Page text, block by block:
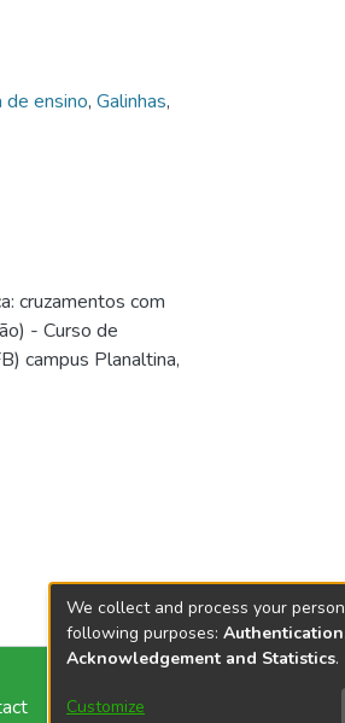
de ensino, Galinhas,
cruzamentos com
- Curso de
campus Planaltina,
We collect and process your
following purposes:
Acknowledgement and Statistics.
Customize